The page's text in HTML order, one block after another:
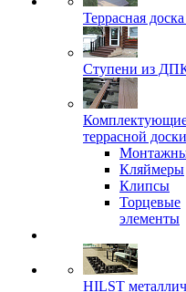
Террасная
Ступени из
террасной доски
Кляймеры
Клипсы
Торцевые
элементы
HILST